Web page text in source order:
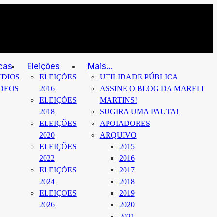
Eleições
ELEIÇÕES
2016
ELEIÇÕES
2018
ELEIÇÕES
2020
ELEIÇÕES
2022
ELEIÇÕES
2024
ELEIÇOES
2026
Mais…
UTILIDADE PÚBLICA
ASSINE O BLOG DA MARELI
MARTINS!
SUGIRA UMA PAUTA!
APOIADORES
ARQUIVO
2015
2016
2017
2018
2019
2020